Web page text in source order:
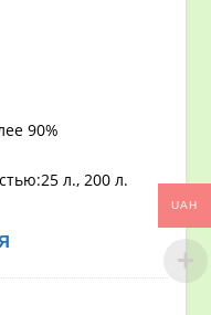
90%
л., 200 л.
UAH